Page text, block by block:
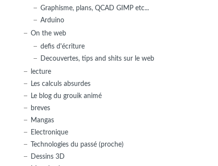
Graphisme, plans, QCAD GIMP etc...
Arduino
On the web
defis d'écriture
Decouvertes, tips and shits sur le web
lecture
Les calculs absurdes
Le blog du grouik animé
breves
Mangas
Electronique
Technologies du passé (proche)
Dessins 3D